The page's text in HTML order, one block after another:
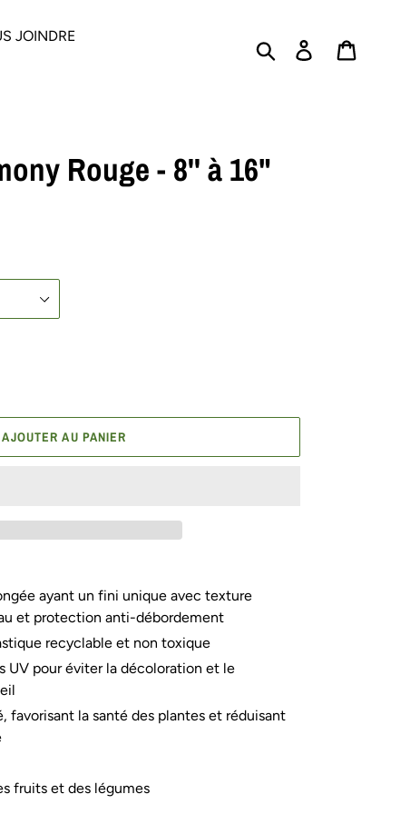
JOINDRE
RechercherSe connecter
Rouge - 8'' à 16"
AJOUTER AU PANIER
ayant un fini unique avec texture
et protection anti-débordement
recyclable et non toxique
UV pour éviter la décoloration et le
favorisant la santé des plantes et réduisant
fruits et des légumes